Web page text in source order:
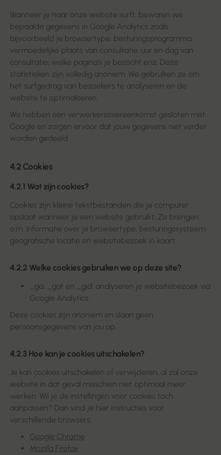
Wanneer je naar onze website surft, bewaren we
bepaalde gegevens in Google Analytics zoals
bijvoorbeeld je browsertype, besturingsprogramma,
vermoedelijke plaats van consultatie, uur en dag van
consultatie, welke pagina’s je bezocht enz. Deze
statistieken zijn volledig anoniem. We gebruiken ze om
het surfgedrag van bezoekers te analyseren en de
website te optimaliseren.
We hebben een verwerkersovereenkomst gesloten met
Google en zorgen ervoor dat jouw gegevens niet verder
worden gedeeld.
4.2 Cookies
4.2.1 Wat zijn cookies?
Cookies zijn kleine tekstbestanden die je computer
opslaat wanneer je een website gebruikt. Ze brengen
o.m. informatie over je browsertype, besturingssysteem,
geografische locatie en websitebezoek in kaart.
4.2.2 Welke cookies gebruiken we op deze site?
_ga, _gat en _gid: analyseren je websitebezoek via
Google Analytics.
Deze cookies zijn anoniem en slaan geen
persoonsgegevens van jou op.
4.2.3 Hoe kan je cookies uitschakelen?
Je kan cookies uitschakelen of verwijderen, al zal onze
website in dat geval misschien niet optimaal meer
werken. Wil je de instellingen voor cookies toch
aanpassen? Dan vind je hier instructies voor
verschillende browsers:
Google Chrome
Mozilla Firefox